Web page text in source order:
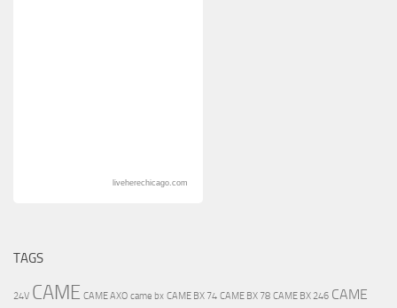
liveherechicago.com
TAGS
24V CAME CAME AXO came bx CAME BX 74 CAME BX 78 CAME BX 246 CAME